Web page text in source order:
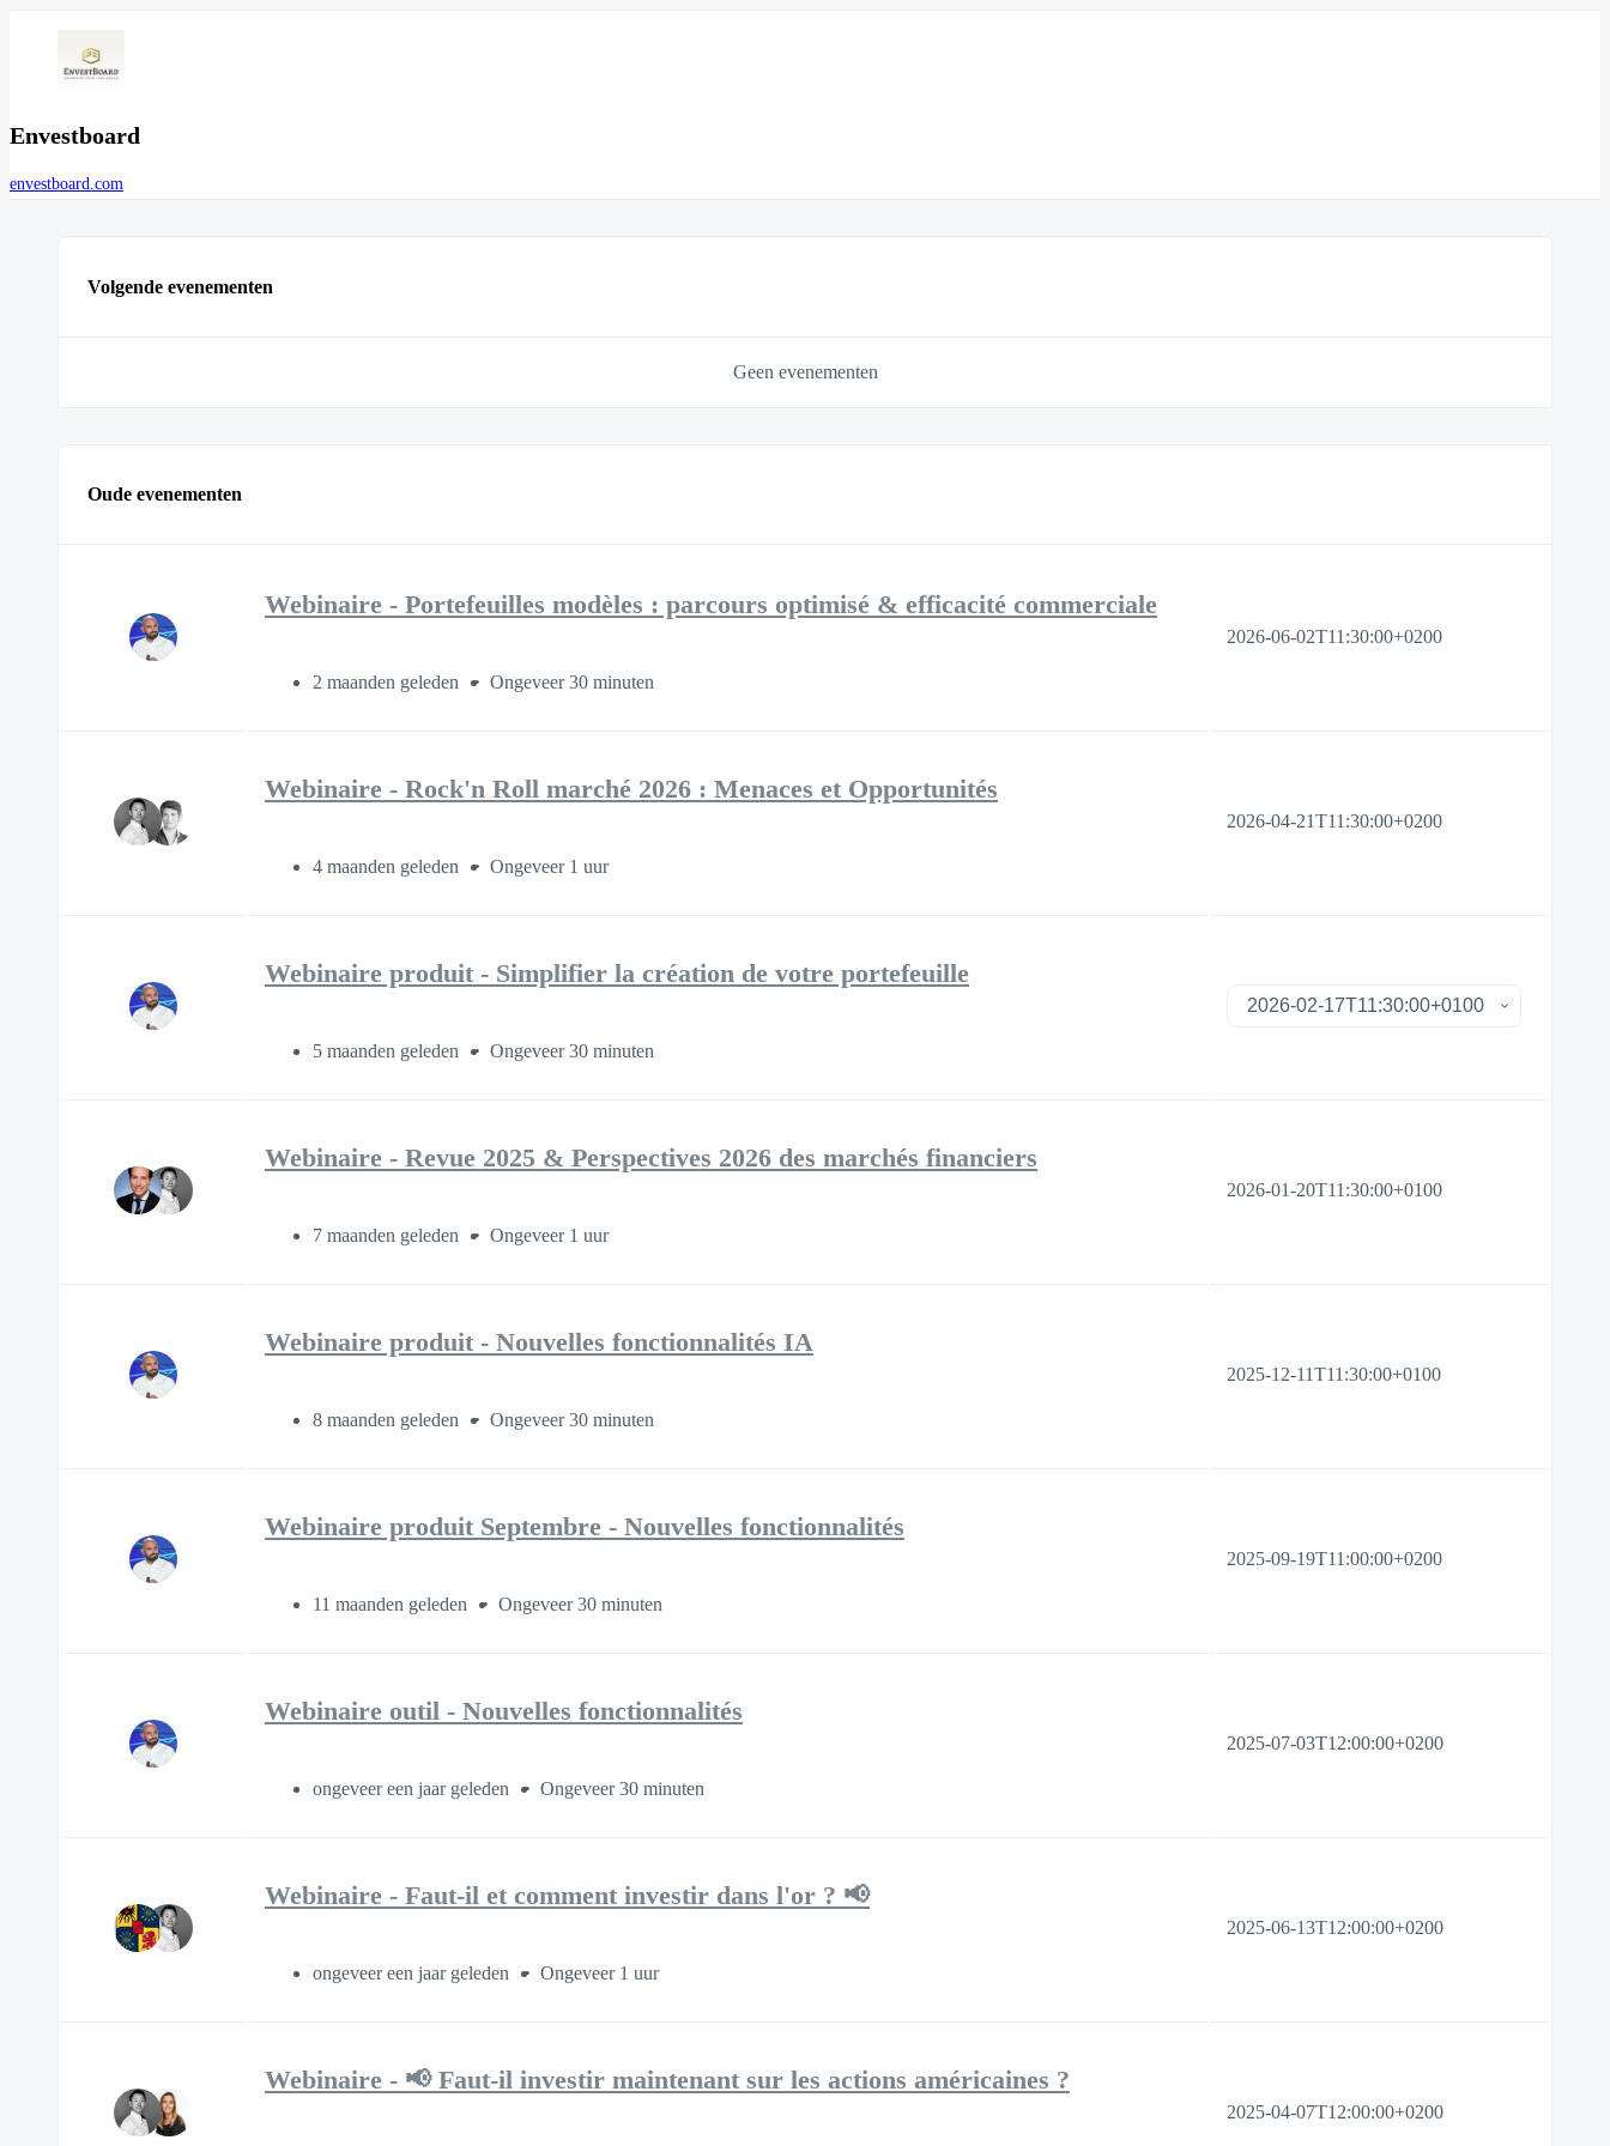
Envestboard
envestboard.com
Volgende evenementen
Geen evenementen
Oude evenementen
Webinaire - Portefeuilles modèles : parcours optimisé & efficacité commerciale
2 maanden geleden Ongeveer 30 minuten
2026-06-02T11:30:00+0200
Webinaire - Rock'n Roll marché 2026 : Menaces et Opportunités
4 maanden geleden Ongeveer 1 uur
2026-04-21T11:30:00+0200
Webinaire produit - Simplifier la création de votre portefeuille
5 maanden geleden Ongeveer 30 minuten
Webinaire - Revue 2025 & Perspectives 2026 des marchés financiers
7 maanden geleden Ongeveer 1 uur
2026-01-20T11:30:00+0100
Webinaire produit - Nouvelles fonctionnalités IA
8 maanden geleden Ongeveer 30 minuten
2025-12-11T11:30:00+0100
Webinaire produit Septembre - Nouvelles fonctionnalités
11 maanden geleden Ongeveer 30 minuten
2025-09-19T11:00:00+0200
Webinaire outil - Nouvelles fonctionnalités
ongeveer een jaar geleden Ongeveer 30 minuten
2025-07-03T12:00:00+0200
Webinaire - Faut-il et comment investir dans l'or ? 📢
ongeveer een jaar geleden Ongeveer 1 uur
2025-06-13T12:00:00+0200
Webinaire - 📢 Faut-il investir maintenant sur les actions américaines ?
2025-04-07T12:00:00+0200